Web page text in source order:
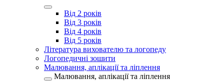
Від 2 років
Від 3 років
Від 4 років
Від 5 років
Література вихователю та логопеду
Логопедичні зошити
Малювання, аплікації та ліплення
Малювання, аплікації та ліплення